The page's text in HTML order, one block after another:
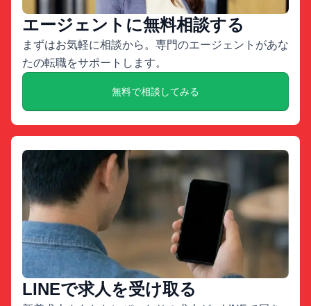
エージェントに無料相談する
まずはお気軽に相談から。専門のエージェントがあな
たの転職をサポートします。
無料で相談してみる
LINEで求人を受け取る